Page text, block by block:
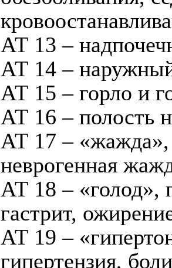
АТ 13 –
АТ 14 –
АТ 15 – горло и
АТ 16 – полость
АТ 17 –
неврогенная
АТ 18 – «голод»,
гастрит,
АТ 19 –
гипертензия,